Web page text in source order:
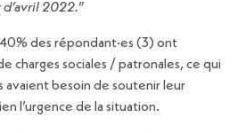
d’avril 2022.”
des répondant·es (3) ont
charges sociales / patronales, ce qui
avaient besoin de soutenir leur
l’urgence de la situation.